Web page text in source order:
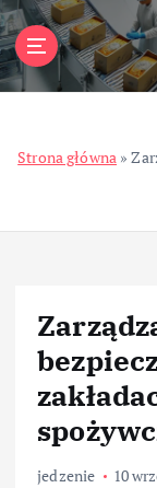
S
k
i
p
t
Strona główna »
jedzenie 10